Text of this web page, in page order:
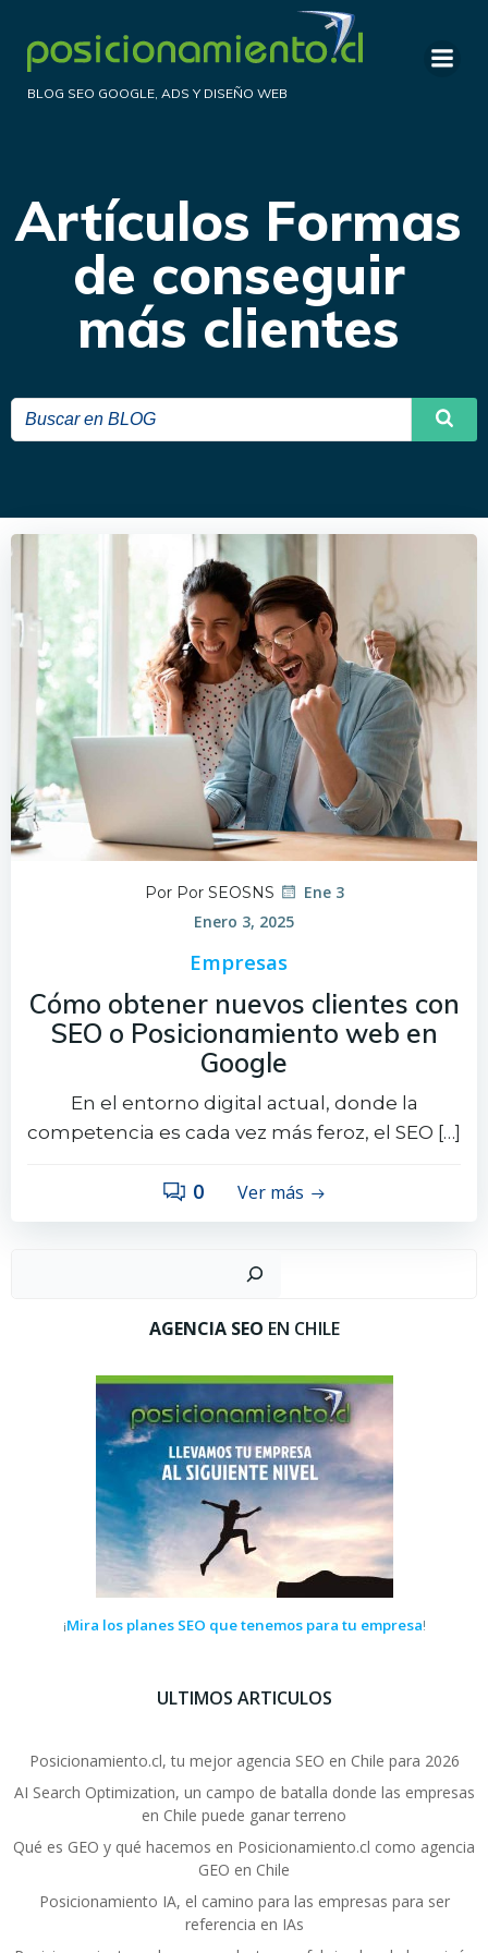
Saltar
al
BLOG SEO GOOGLE, ADS Y DISEÑO WEB
Artículos Formas
de conseguir
más clientes
Por Por SEOSNS
Ene 3
Enero 3, 2025
Empresas
Cómo obtener nuevos clientes con
SEO o Posicionamiento web en
Google
En el entorno digital actual, donde la
competencia es cada vez más feroz, el SEO […]
0 Ver más
AGENCIA SEO EN CHILE
¡Mira los planes SEO que tenemos para tu empresa!
ULTIMOS ARTICULOS
Posicionamiento.cl, tu mejor agencia SEO en Chile para 2026
AI Search Optimization, un campo de batalla donde las empresas
en Chile puede ganar terreno
Qué es GEO y qué hacemos en Posicionamiento.cl como agencia
GEO en Chile
Posicionamiento IA, el camino para las empresas para ser
referencia en IAs